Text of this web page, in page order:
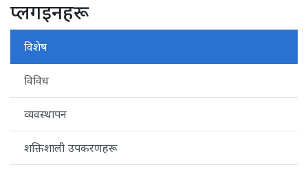
प्लगइनहरू
विशेष
विविध
व्यवस्थापन
शक्तिशाली उपकरणहरू